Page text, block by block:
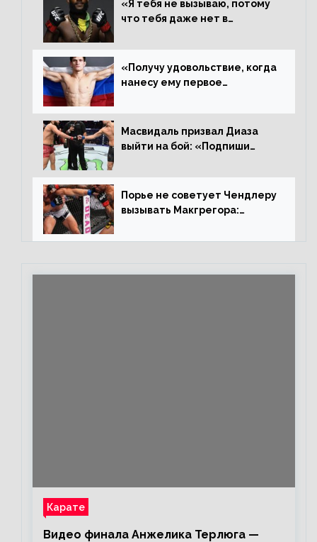
«Я тебя не вызываю, потому
что тебя даже нет в
пауза», сообщает Стерлинг
ответил Сехудо
«Получу удовольствие, когда
нанесу ему первое
Иге – про бой с Евлоевым
Масвидаль призвал Диаза
выйти на бой: «Подпиши
повторим»
Порье не советует Чендлеру
вызывать Макгрегора:
каждом бою, а Конор умеет
Карате
Видео финала Анжелика Терлюга —